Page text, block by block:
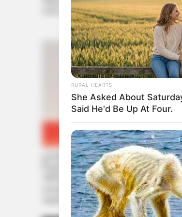
તેની સાથે 28, 29 અને 30 ઓગસ્ટના
હવામાન વિભાગના વૈજ્ઞાનિક
ડિપ્રેશનની સિસ્ટમ સર્જાયેલ
એક્ટિવ થવાના લીધે હજુ પણ
વરસવાનો છે. તેની સાથે 28, 29 અને
આવી છે.
RURAL HEARTS
She Asked About
Said He'd Be Up At Four.